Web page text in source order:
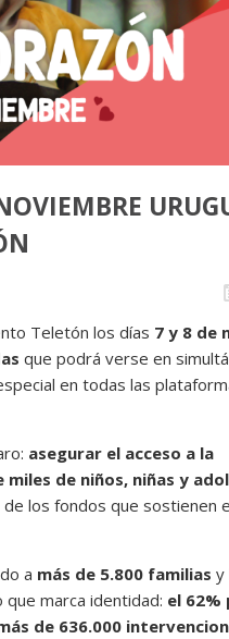
Teletón los días 7 y 8 de
que podrá verse en
en todas las
asegurar el acceso a la
de niños, niñas y
de los fondos que sostienen
a más de 5.800 familias y
que marca identidad: el 62%
de 636.000